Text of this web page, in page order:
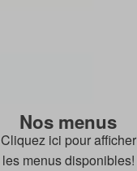
Nos menus
Cliquez ici pour afficher
les menus disponibles!